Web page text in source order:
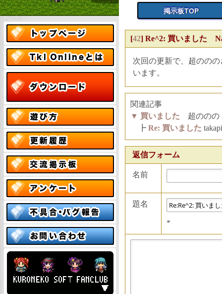
掲示板TOP
[42] Re^2: 買いました
次回の更新で、超のの
います。
関連記事
▼ 買いました 超ののの
┣ Re: 買いました
返信フォーム
名前
題名
*